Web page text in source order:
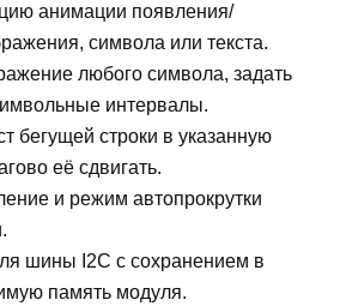
анимации появления/
символа или текста.
любого символа, задать
интервалы.
бегущей строки в указанную
её сдвигать.
и режим автопрокрутки
шины I2C с сохранением в
память модуля.